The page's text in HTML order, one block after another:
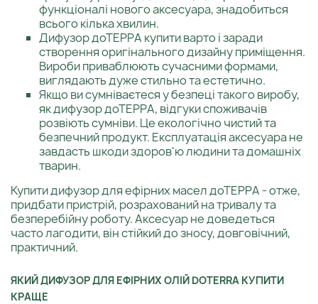
функціоналі нового аксесуара, знадобиться
всього кілька хвилин.
Дифузор доТЕРРА купити варто і заради
створення оригінального дизайну приміщення.
Вироби приваблюють сучасними формами,
виглядають дуже стильно та естетично.
Якщо ви сумніваєтеся у безпеці такого виробу,
як дифузор доТЕРРА, відгуки споживачів
розвіють сумніви. Це екологічно чистий та
безпечний продукт. Експлуатація аксесуара не
завдасть шкоди здоров'ю людини та домашніх
тварин.
Купити дифузор для ефірних масел доТЕРРА - отже,
придбати пристрій, розрахований на тривалу та
безперебійну роботу. Аксесуар не доведеться
часто лагодити, він стійкий до зносу, довговічний,
практичний.
ЯКИЙ ДИФУЗОР ДЛЯ ЕФІРНИХ ОЛІЙ DOTERRA КУПИТИ
КРАЩЕ